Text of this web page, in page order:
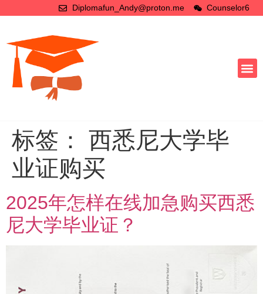
Diplomafun_Andy@proton.me Counselor6
标签： 西悉尼大学毕
业证购买
2025年怎样在线加急购买西悉
尼大学毕业证？